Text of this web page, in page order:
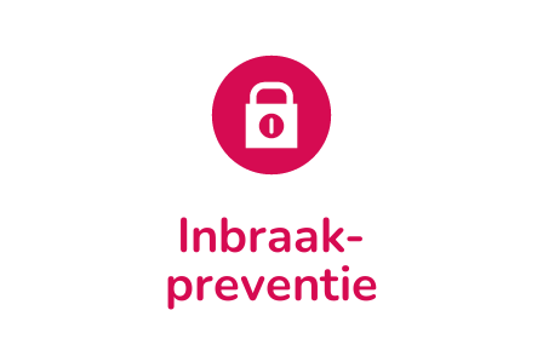
Inbraak-
preventie